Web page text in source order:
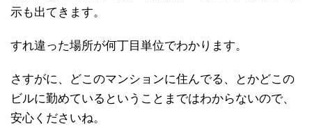
示も出てきます。
すれ違った場所が何丁目単位でわかります。
さすがに、どこのマンションに住んでる、とかどこの
ビルに勤めているということまではわからないので、
安心くださいね。